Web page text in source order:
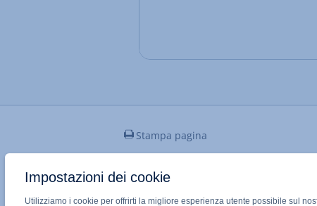
Stampa pagina
Applicazione Mobile IONOS
Impostazioni dei cookie
Utilizziamo i cookie per offrirti la migliore esperienza utente possibile sul